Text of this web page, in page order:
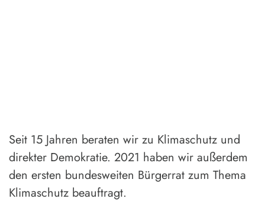
Seit 15 Jahren beraten wir zu Klimaschutz und
direkter Demokratie. 2021 haben wir außerdem
den ersten bundesweiten Bürgerrat zum Thema
Klimaschutz beauftragt.